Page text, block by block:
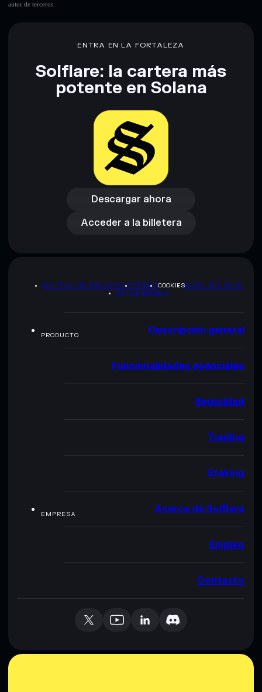
autor de terceros.
ENTRA EN LA FORTALEZA
Solflare: la cartera más
potente en Solana
Descargar ahora
Descargar ahora
Acceder a la billetera
Acceder a la billetera
POLÍTICA DE PRIVACIDADTERMSCOOKIESMAPA DEL SITIO
KIT DE MARCA
PRODUCTO Descripción general
Funcionalidades esenciales
Seguridad
Trading
Staking
EMPRESA Acerca de Solflare
Empleo
Contacto